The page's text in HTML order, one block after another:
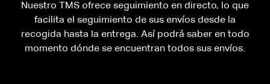
Nuestro TMS ofrece seguimiento en directo, lo que
facilita el seguimiento de sus envíos desde la
recogida hasta la entrega. Así podrá saber en todo
momento dónde se encuentran todos sus envíos.